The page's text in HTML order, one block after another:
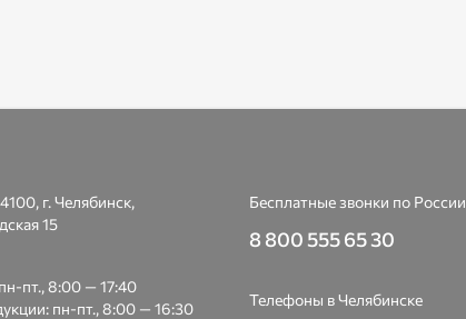
г. Челябинск,
15
пт., 8:00 — 17:40
пн-пт., 8:00 — 16:30
Бесплатные звонки по России
8 800 555 65 30
Телефоны в Челябинске